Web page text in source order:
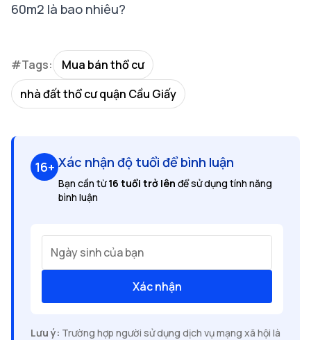
60m2 là bao nhiêu?
#Tags:
Mua bán thổ cư
nhà đất thổ cư quận Cầu Giấy
16+ Xác nhận độ tuổi để bình luận
Bạn cần từ16 tuổi trở lên để sử dụng tính năng
bình luận
Ngày sinh của bạn
Xác nhận
Lưu ý: Trường hợp người sử dụng dịch vụ mạng xã hội là